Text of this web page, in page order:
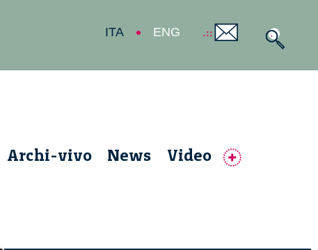
ITA ENG
Archi-vivo News Video